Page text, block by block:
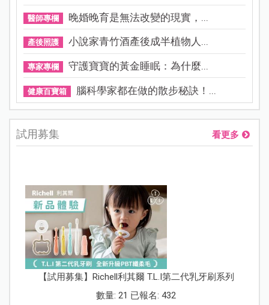
醫師專欄 晚婚晚育是無法改變的現實，...
產後照護 小說家青竹酒產後成半植物人...
專家專欄 守護寶寶的黃金睡眠：為什麼...
健康百寶箱 腦科學家都在做的散步秘訣！...
試用募集 看更多
【試用募集】Richell利其爾 T.L.I第二代乳牙刷系列
數量: 21 已報名: 432